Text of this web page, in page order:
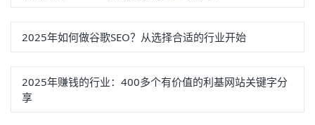
2025年如何做谷歌SEO？从选择合适的行业开始
2025年赚钱的行业：400多个有价值的利基网站关键字分
享